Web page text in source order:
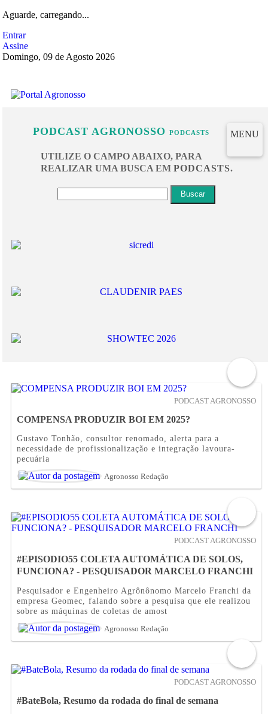
Aguarde, carregando...
Entrar
Assine
Domingo, 09 de Agosto 2026
MENU
PODCAST AGRONOSSOPODCASTS
UTILIZE O CAMPO ABAIXO, PARA
REALIZAR UMA BUSCA EM PODCASTS.
Buscar
PODCAST AGRONOSSO
COMPENSA PRODUZIR BOI EM 2025?
Gustavo Tonhão, consultor renomado, alerta para a
necessidade de profissionalização e integração lavoura-
pecuária
Agronosso Redação
PODCAST AGRONOSSO
#EPISODIO55 COLETA AUTOMÁTICA DE SOLOS,
FUNCIONA? - PESQUISADOR MARCELO FRANCHI
Pesquisador e Engenheiro Agrônônomo Marcelo Franchi da
empresa Geomec, falando sobre a pesquisa que ele realizou
sobre as máquinas de coletas de amost
Agronosso Redação
PODCAST AGRONOSSO
#BateBola, Resumo da rodada do final de semana